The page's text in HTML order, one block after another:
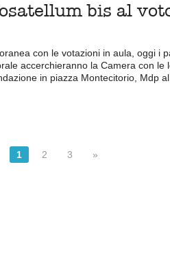
bis al
con le votazioni in aula, oggi i
accerchieranno la Camera con le
in piazza Montecitorio, Mdp
1 2 3 »